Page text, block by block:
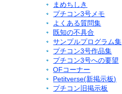
まめちしき
プチコン3号メモ
よくある質問集
既知の不具合
サンプルプログラム集
プチコン3号作品集
プチコン3号への要望
OFコーナー
Petitverse(新掲示板)
プチコン旧掲示板